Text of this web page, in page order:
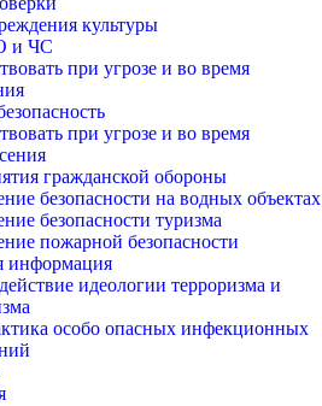
культуры
и ЧС
при угрозе и во время
при угрозе и во время
гражданской обороны
безопасности на водных объектах
безопасности туризма
пожарной безопасности
информация
идеологии терроризма и
особо опасных инфекционных